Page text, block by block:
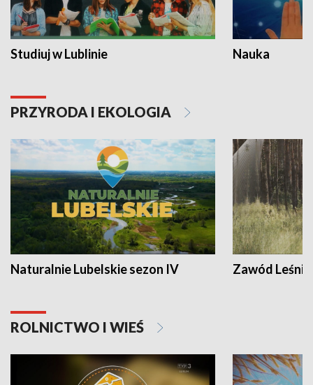
Studiuj w Lublinie Nauka
PRZYRODA I EKOLOGIA
Naturalnie Lubelskie sezon IV Zawód Leśnik
ROLNICTWO I WIEŚ